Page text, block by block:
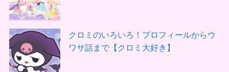
クロミのいろいろ！プロフィールからウ
ワサ話まで【クロミ大好き】